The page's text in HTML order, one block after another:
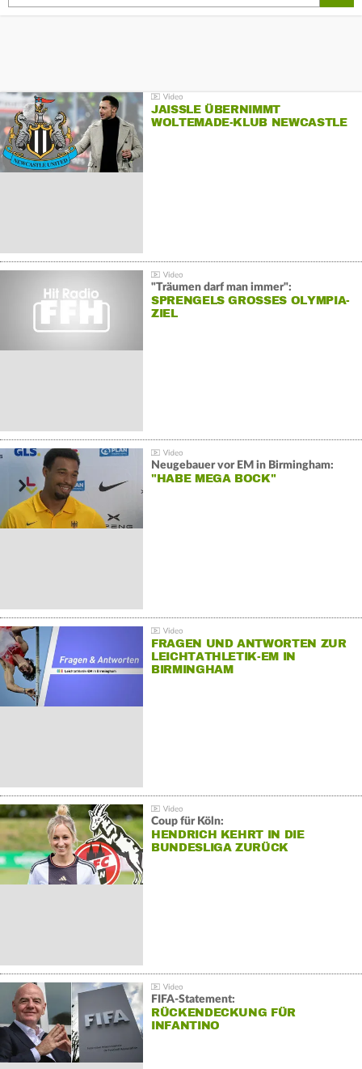
JAISSLE ÜBERNIMMT
WOLTEMADE-KLUB NEWCASTLE
"Träumen darf man immer":
SPRENGELS GROSSES OLYMPIA-Z
IEL
Neugebauer vor EM in Birmingham:
"HABE MEGA BOCK"
FRAGEN UND ANTWORTEN ZUR
LEICHTATHLETIK-EM IN
BIRMINGHAM
Coup für Köln:
HENDRICH KEHRT IN DIE
BUNDESLIGA ZURÜCK
FIFA-Statement:
RÜCKENDECKUNG FÜR
INFANTINO